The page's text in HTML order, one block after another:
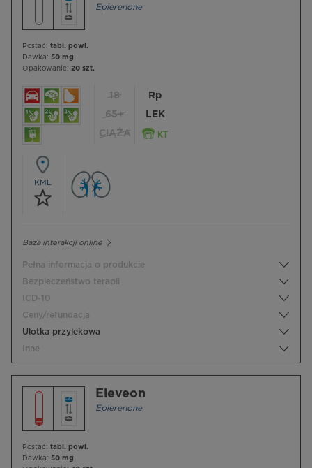
Eplerenone
Postać: tabl. powl.
Dawka: 50 mg
Opakowanie: 20 szt.
18
65+
CIĄŻA
Rp
LEK
KML
Baza interakcji online
Pełna informacja o produkcie
Bezpieczeństwo terapii
ICD-10
Ceny/refundacja
Ulotka przylekowa
Inne
Eleveon
Eplerenone
Postać: tabl. powl.
Dawka: 50 mg